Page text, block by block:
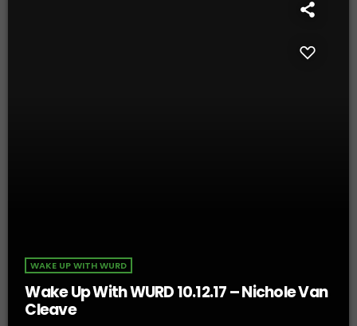
WAKE UP WITH WURD
Wake Up With WURD 10.12.17 – Nichole Van
Cleave